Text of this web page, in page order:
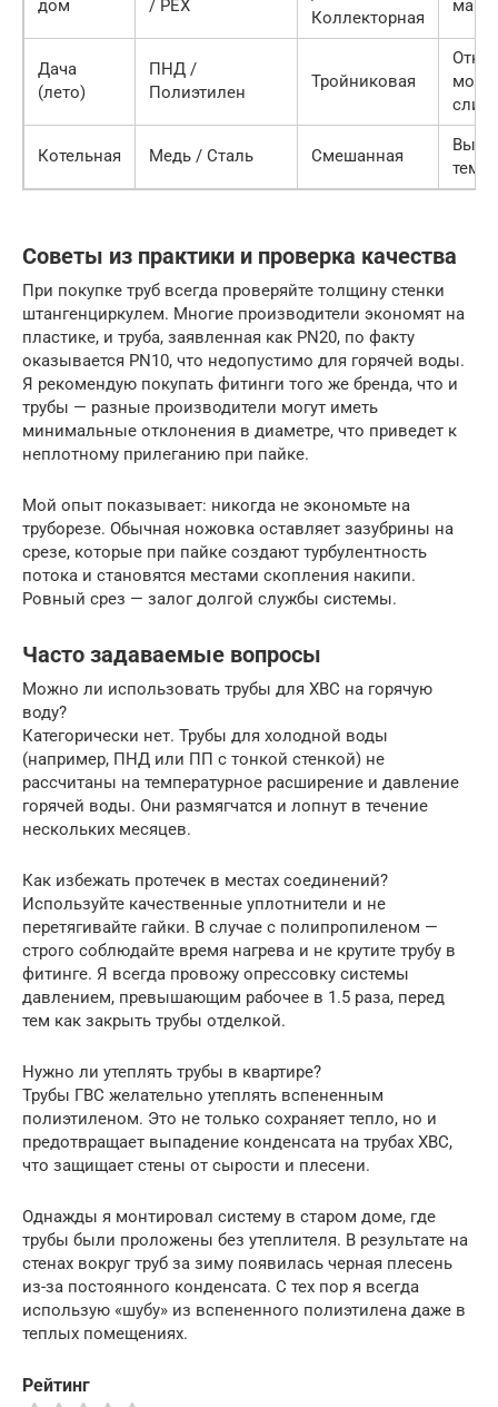
дом
/ PEX
Коллекторная
Дача
(лето)
ПНД /
Полиэтилен
Тройниковая
слив
Котельная Медь / Сталь Смешанная
Советы из практики и проверка качества
При покупке труб всегда проверяйте толщину стенки
штангенциркулем. Многие производители экономят на
пластике, и труба, заявленная как PN20, по факту
оказывается PN10, что недопустимо для горячей воды.
Я рекомендую покупать фитинги того же бренда, что и
трубы — разные производители могут иметь
минимальные отклонения в диаметре, что приведет к
неплотному прилеганию при пайке.
Мой опыт показывает: никогда не экономьте на
труборезе. Обычная ножовка оставляет зазубрины на
срезе, которые при пайке создают турбулентность
потока и становятся местами скопления накипи.
Ровный срез — залог долгой службы системы.
Часто задаваемые вопросы
Можно ли использовать трубы для ХВС на горячую
воду?
Категорически нет. Трубы для холодной воды
(например, ПНД или ПП с тонкой стенкой) не
рассчитаны на температурное расширение и давление
горячей воды. Они размягчатся и лопнут в течение
нескольких месяцев.
Как избежать протечек в местах соединений?
Используйте качественные уплотнители и не
перетягивайте гайки. В случае с полипропиленом —
строго соблюдайте время нагрева и не крутите трубу в
фитинге. Я всегда провожу опрессовку системы
давлением, превышающим рабочее в 1.5 раза, перед
тем как закрыть трубы отделкой.
Нужно ли утеплять трубы в квартире?
Трубы ГВС желательно утеплять вспененным
полиэтиленом. Это не только сохраняет тепло, но и
предотвращает выпадение конденсата на трубах ХВС,
что защищает стены от сырости и плесени.
Однажды я монтировал систему в старом доме, где
трубы были проложены без утеплителя. В результате на
стенах вокруг труб за зиму появилась черная плесень
из-за постоянного конденсата. С тех пор я всегда
использую «шубу» из вспененного полиэтилена даже в
теплых помещениях.
Рейтинг